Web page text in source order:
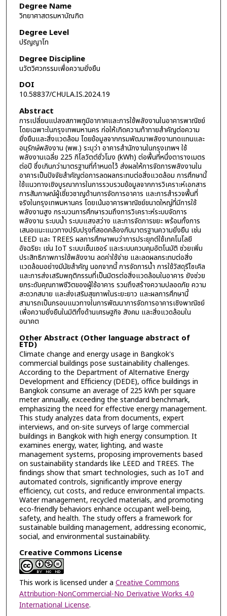
Degree Name
วิทยาศาสตรมหาบัณฑิต
Degree Level
ปริญญาโท
Degree Discipline
นวัตวิศวกรรมเพื่อความยั่งยืน
DOI
10.58837/CHULA.IS.2024.19
Abstract
การเปลี่ยนแปลงสภาพภูมิอากาศและการใช้พลังงานในอาคารพาณิชย์
โดยเฉพาะในกรุงเทพมหานคร ก่อให้เกิดความท้าทายสำคัญต่อความ
ยั่งยืนและสิ่งแวดล้อม โดยข้อมูลจากกรมพัฒนาพลังงานทดแทนและ
อนุรักษ์พลังงาน (พพ.) ระบุว่า อาคารสำนักงานในกรุงเทพฯ ใช้
พลังงานเฉลี่ย 225 กิโลวัตต์ชั่วโมง (kWh) ต่อพื้นที่หนึ่งตารางเมตร
ต่อปี ซึ่งเกินกว่ามาตรฐานที่กำหนดไว้ ส่งผลให้การจัดการพลังงานใน
อาคารเป็นปัจจัยสำคัญต่อการลดผลกระทบต่อสิ่งแวดล้อม การศึกษานี้
ใช้แนวทางเชิงบูรณาการในการรวบรวมข้อมูลจากการวิเคราะห์เอกสาร
การสัมภาษณ์ผู้เชี่ยวชาญด้านการจัดการอาคาร และการสำรวจพื้นที่
จริงในกรุงเทพมหานคร โดยเน้นอาคารพาณิชย์ขนาดใหญ่ที่มีการใช้
พลังงานสูง กระบวนการศึกษารวมถึงการวิเคราะห์ระบบจัดการ
พลังงาน ระบบน้ำ ระบบแสงสว่าง และการจัดการขยะ พร้อมทั้งการ
เสนอแนะแนวทางปรับปรุงที่สอดคล้องกับมาตรฐานความยั่งยืน เช่น
LEED และ TREES ผลการศึกษาพบว่าการประยุกต์ใช้เทคโนโลยี
อัจฉริยะ เช่น IoT ระบบเซ็นเซอร์ และระบบควบคุมอัตโนมัติ ช่วยเพิ่ม
ประสิทธิภาพการใช้พลังงาน ลดค่าใช้จ่าย และลดผลกระทบต่อสิ่ง
แวดล้อมอย่างมีนัยสำคัญ นอกจากนี้ การจัดการน้ำ การใช้วัสดุรีไซเคิล
และการส่งเสริมพฤติกรรมที่เป็นมิตรต่อสิ่งแวดล้อมในอาคาร ยังช่วย
ยกระดับคุณภาพชีวิตของผู้ใช้อาคาร รวมถึงสร้างความปลอดภัย ความ
สะดวกสบาย และส่งเสริมสุขภาพในระยะยาว และผลการศึกษานี้
สามารถเป็นกรอบแนวทางในการพัฒนาการจัดการอาคารเชิงพาณิชย์
เพื่อความยั่งยืนในมิติทั้งด้านเศรษฐกิจ สังคม และสิ่งแวดล้อมใน
อนาคต
Other Abstract (Other language abstract of
ETD)
Climate change and energy usage in Bangkok's
commercial buildings pose sustainability challenges.
According to the Department of Alternative Energy
Development and Efficiency (DEDE), office buildings in
Bangkok consume an average of 225 kWh per square
meter annually, exceeding the standard benchmark,
emphasizing the need for effective energy management.
This study analyzes data from documents, expert
interviews, and on-site surveys of large commercial
buildings in Bangkok with high energy consumption. It
examines energy, water, lighting, and waste
management systems, proposing improvements based
on sustainability standards like LEED and TREES. The
findings show that smart technologies, such as IoT and
automated controls, significantly improve energy
efficiency, cut costs, and reduce environmental impacts.
Water management, recycled materials, and promoting
eco-friendly behaviors enhance occupant well-being,
safety, and health. The study offers a framework for
sustainable building management, addressing economic,
social, and environmental sustainability.
Creative Commons License
This work is licensed under a Creative Commons
Attribution-NonCommercial-No Derivative Works 4.0
International License.